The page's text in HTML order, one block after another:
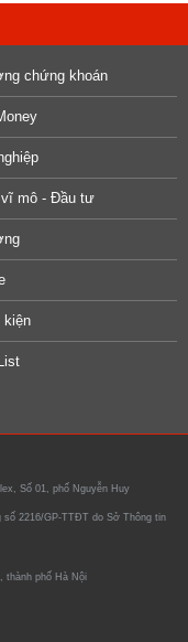
chứng khoán
vĩ mô - Đầu tư
kiện
Số 01, phố Nguyễn Huy
số 2216/GP-TTĐT do Sở Thông tin
thành phố Hà Nội